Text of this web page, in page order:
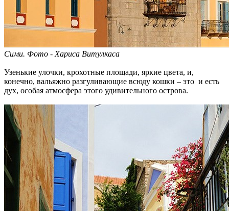
Сими. Фото - Хариса Витулкаса
Узенькие улочки, крохотные площади, яркие цвета, и,
конечно, вальяжно разгуливающие всюду кошки – это и есть
дух, особая атмосфера этого удивительного острова.